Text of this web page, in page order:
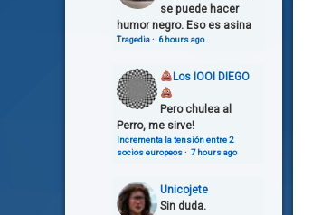
se puede hacer
humor negro. Eso es asina
Tragedia· 6 hours ago
Los IOOI DIEGO
Pero chulea al
Perro, me sirve!
Incrementa la tensión entre 2
socios europeos· 7 hours ago
Unicojete
Sin duda.